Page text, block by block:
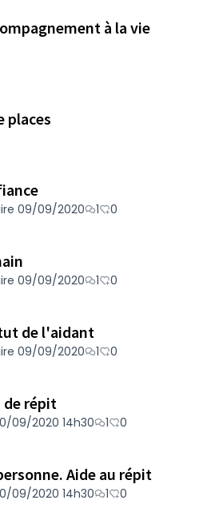
à la vie
places
09/09/2020 1 0
09/09/2020 1 0
de l'aidant
09/09/2020 1 0
de répit
09/2020 14h30 1 0
Aide au répit
09/2020 14h30 1 0